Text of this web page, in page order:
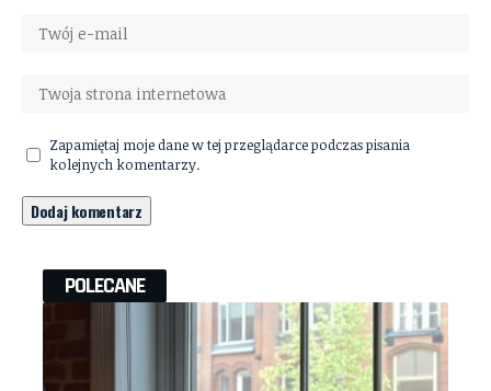
Zapamiętaj moje dane w tej przeglądarce podczas pisania
kolejnych komentarzy.
POLECANE